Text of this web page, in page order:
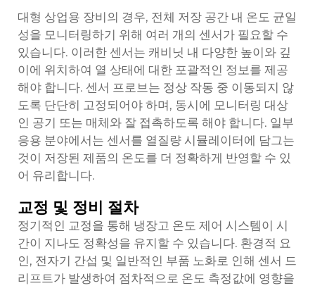
대형 상업용 장비의 경우, 전체 저장 공간 내 온도 균일
성을 모니터링하기 위해 여러 개의 센서가 필요할 수
있습니다. 이러한 센서는 캐비닛 내 다양한 높이와 깊
이에 위치하여 열 상태에 대한 포괄적인 정보를 제공
해야 합니다. 센서 프로브는 정상 작동 중 이동되지 않
도록 단단히 고정되어야 하며, 동시에 모니터링 대상
인 공기 또는 매체와 잘 접촉하도록 해야 합니다. 일부
응용 분야에서는 센서를 열질량 시뮬레이터에 담그는
것이 저장된 제품의 온도를 더 정확하게 반영할 수 있
어 유리합니다.
교정 및 정비 절차
정기적인 교정을 통해 냉장고 온도 제어 시스템이 시
간이 지나도 정확성을 유지할 수 있습니다. 환경적 요
인, 전자기 간섭 및 일반적인 부품 노화로 인해 센서 드
리프트가 발생하여 점차적으로 온도 측정값에 영향을